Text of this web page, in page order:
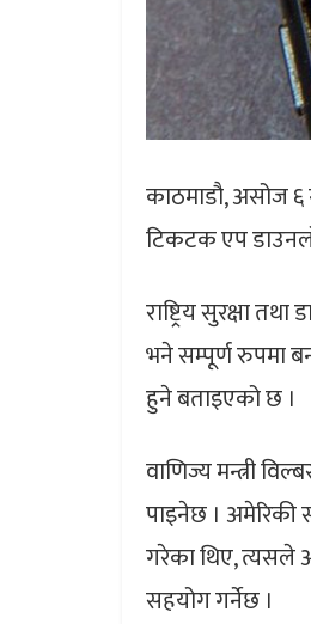
काठमाडौ, असोज ६
टिकटक एप
राष्ट्रिय सुरक्षा
भने सम्पूर्ण रुपमा
हुने बताइएको छ ।
वाणिज्य मन्त्री
पाइनेछ । अमेरिकी
गरेका थिए, त्यसले
सहयोग गर्नेछ ।